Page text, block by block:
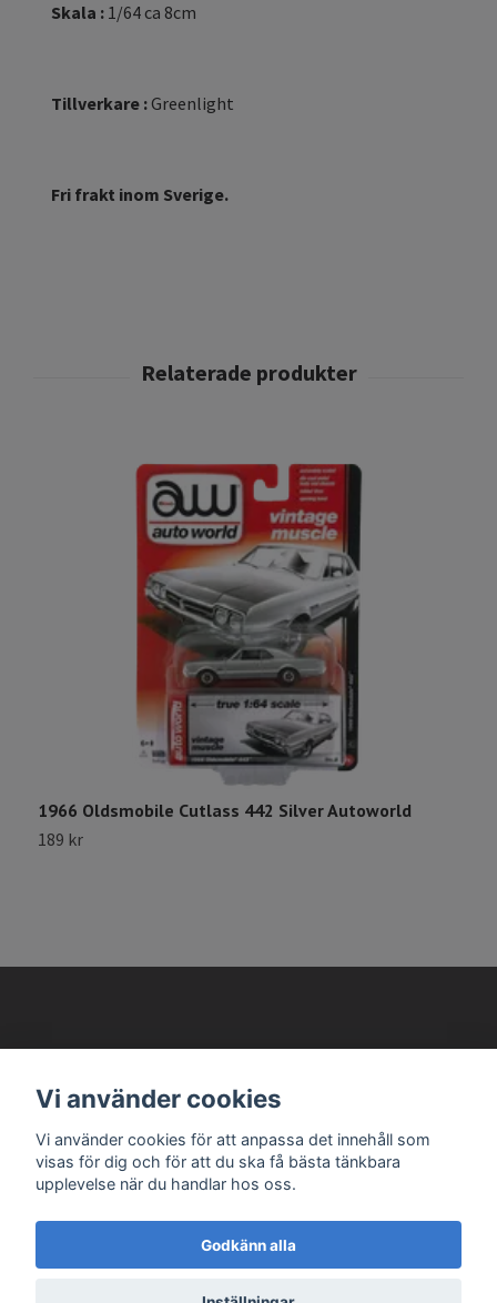
Skala : 1/64 ca 8cm
Tillverkare :Greenlight
Fri frakt inom Sverige.
1966 Oldsmobile Cutlass 442 Silver Autoworld
189 kr
Läs mer
© 2026 Avantema Modellbilar
Vi använder cookies
Vi använder cookies för att anpassa det innehåll som
visas för dig och för att du ska få bästa tänkbara
upplevelse när du handlar hos oss.
Godkänn alla